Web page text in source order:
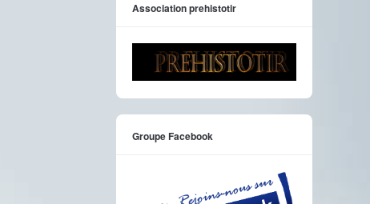
Association prehistotir
Groupe Facebook